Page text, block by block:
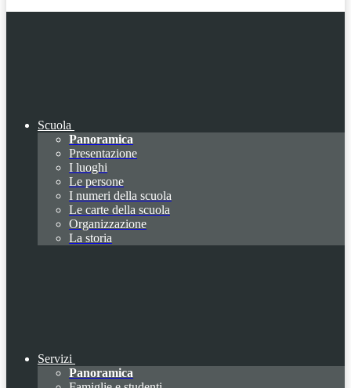
Scuola
Panoramica
Presentazione
I luoghi
Le persone
I numeri della scuola
Le carte della scuola
Organizzazione
La storia
Servizi
Panoramica